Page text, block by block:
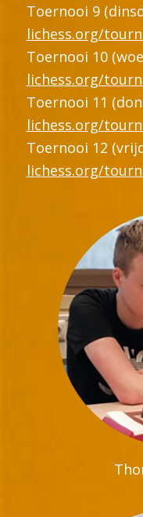
Toernooi 9
lichess.org/
Toernooi 10
lichess.org/
Toernooi 11
lichess.org/
Toernooi 12
lichess.org/